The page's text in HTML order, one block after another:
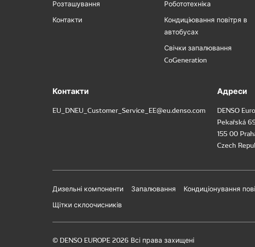
Розташування
Контакти
Робототехніка
Кондиціювання повітря в
автобусах
Свічки запалювання
CoGeneration
Контакти
EU_DNEU_Customer_Service_EE@eu.denso.com
Адреси
DENSO
Pekařská
155 00
Czech
Дизельні компоненти Запалювання Кондиціонування
Щітки склоочисників
© DENSO EUROPE 2026 Всі права захищені